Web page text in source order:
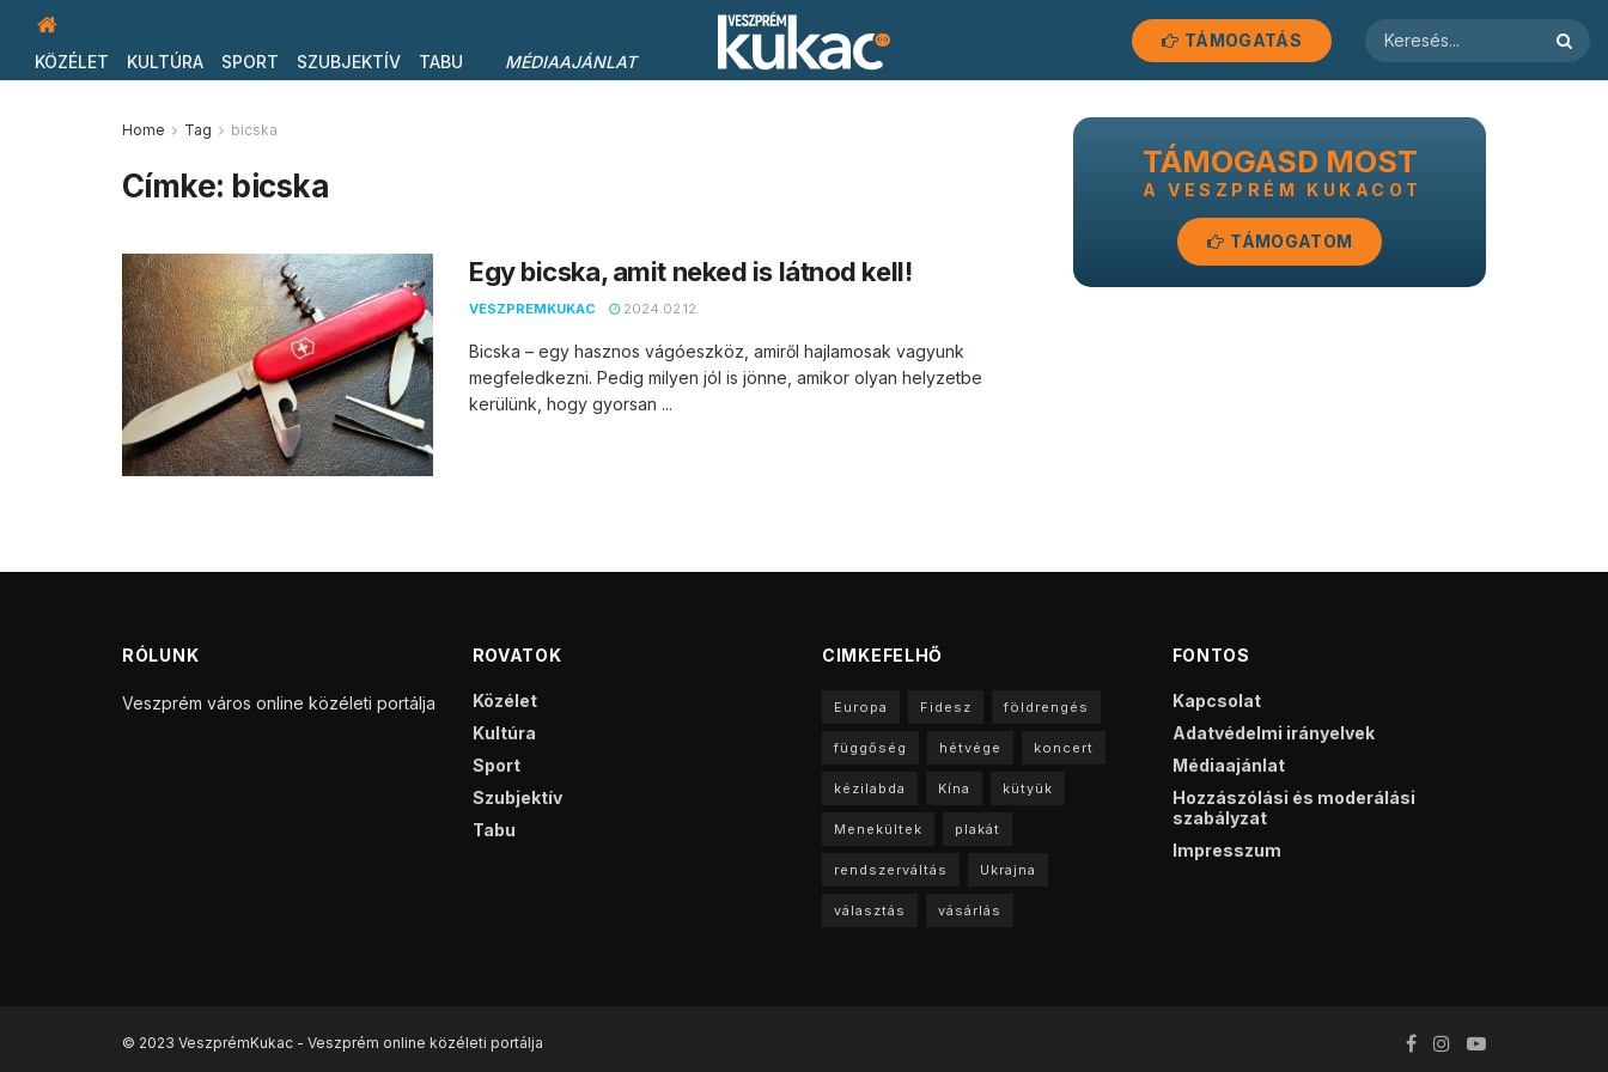
KÖZÉLET KULTÚRA SPORT SZUBJEKTÍV TABU MÉDIAAJÁNLAT
TÁMOGATÁS
Home Tag bicska
Címke: bicska
Egy bicska, amit neked is látnod kell!
VESZPREMKUKAC 2024.02.12.
Bicska – egy hasznos vágóeszköz, amiről hajlamosak vagyunk
megfeledkezni. Pedig milyen jól is jönne, amikor olyan helyzetbe
kerülünk, hogy gyorsan ...
TÁMOGASD MOST
A VESZPRÉM KUKACOT
TÁMOGATOM
RÓLUNK
Veszprém város online közéleti portálja
ROVATOK
Közélet
Kultúra
Sport
Szubjektív
Tabu
CIMKEFELHŐ
Europa Fidesz földrengés
függőség hétvége koncert
kézilabda Kína kütyük
Menekültek plakát
rendszerváltás Ukrajna
választás vásárlás
FONTOS
Kapcsolat
Adatvédelmi irányelvek
Médiaajánlat
Hozzászólási és moderálási
szabályzat
Impresszum
© 2023 VeszprémKukac - Veszprém online közéleti portálja